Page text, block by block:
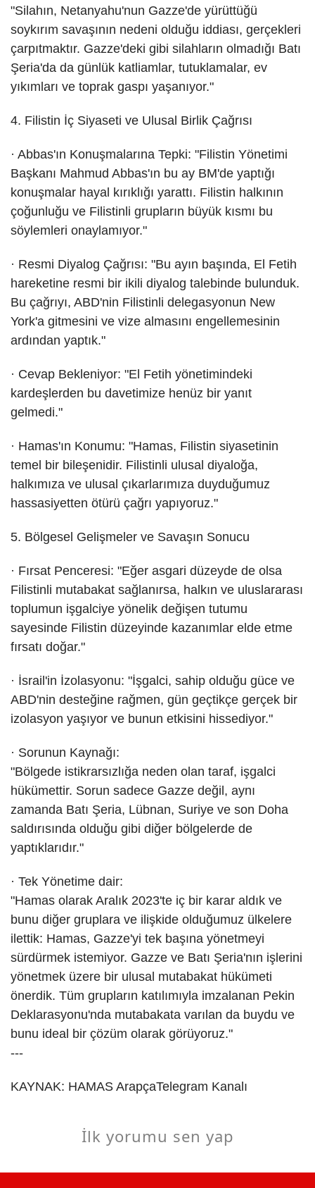
"Silahın, Netanyahu'nun Gazze'de yürüttüğü
soykırım savaşının nedeni olduğu iddiası, gerçekleri
çarpıtmaktır. Gazze'deki gibi silahların olmadığı Batı
Şeria'da da günlük katliamlar, tutuklamalar, ev
yıkımları ve toprak gaspı yaşanıyor."
4. Filistin İç Siyaseti ve Ulusal Birlik Çağrısı
· Abbas'ın Konuşmalarına Tepki: "Filistin Yönetimi
Başkanı Mahmud Abbas'ın bu ay BM'de yaptığı
konuşmalar hayal kırıklığı yarattı. Filistin halkının
çoğunluğu ve Filistinli grupların büyük kısmı bu
söylemleri onaylamıyor."
· Resmi Diyalog Çağrısı: "Bu ayın başında, El Fetih
hareketine resmi bir ikili diyalog talebinde bulunduk.
Bu çağrıyı, ABD'nin Filistinli delegasyonun New
York'a gitmesini ve vize almasını engellemesinin
ardından yaptık."
· Cevap Bekleniyor: "El Fetih yönetimindeki
kardeşlerden bu davetimize henüz bir yanıt
gelmedi."
· Hamas'ın Konumu: "Hamas, Filistin siyasetinin
temel bir bileşenidir. Filistinli ulusal diyaloğa,
halkımıza ve ulusal çıkarlarımıza duyduğumuz
hassasiyetten ötürü çağrı yapıyoruz."
5. Bölgesel Gelişmeler ve Savaşın Sonucu
· Fırsat Penceresi: "Eğer asgari düzeyde de olsa
Filistinli mutabakat sağlanırsa, halkın ve uluslararası
toplumun işgalciye yönelik değişen tutumu
sayesinde Filistin düzeyinde kazanımlar elde etme
fırsatı doğar."
· İsrail'in İzolasyonu: "İşgalci, sahip olduğu güce ve
ABD'nin desteğine rağmen, gün geçtikçe gerçek bir
izolasyon yaşıyor ve bunun etkisini hissediyor."
· Sorunun Kaynağı:
"Bölgede istikrarsızlığa neden olan taraf, işgalci
hükümettir. Sorun sadece Gazze değil, aynı
zamanda Batı Şeria, Lübnan, Suriye ve son Doha
saldırısında olduğu gibi diğer bölgelerde de
yaptıklarıdır."
· Tek Yönetime dair:
"Hamas olarak Aralık 2023'te iç bir karar aldık ve
bunu diğer gruplara ve ilişkide olduğumuz ülkelere
ilettik: Hamas, Gazze'yi tek başına yönetmeyi
sürdürmek istemiyor. Gazze ve Batı Şeria'nın işlerini
yönetmek üzere bir ulusal mutabakat hükümeti
önerdik. Tüm grupların katılımıyla imzalanan Pekin
Deklarasyonu'nda mutabakata varılan da buydu ve
bunu ideal bir çözüm olarak görüyoruz."
---
KAYNAK: HAMAS ArapçaTelegram Kanalı
İlk yorumu sen yap